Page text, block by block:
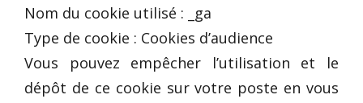
Nom du cookie utilisé : _ga
Type de cookie : Cookies d’audience
Vous pouvez empêcher l’utilisation et le
dépôt de ce cookie sur votre poste en vous